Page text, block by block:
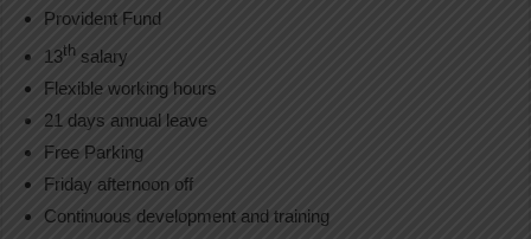
Provident Fund
13th salary
Flexible working hours
21 days annual leave
Free Parking
Friday afternoon off
Continuous development and training